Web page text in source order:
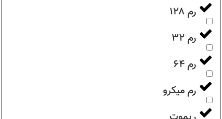
رم ۱۲۸
رم ۳۲
رم ۶۴
رم میکرو